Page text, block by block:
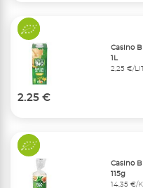
Casino
1L
2,25 €/
2.25 €
Casino
115g
14,35 €/